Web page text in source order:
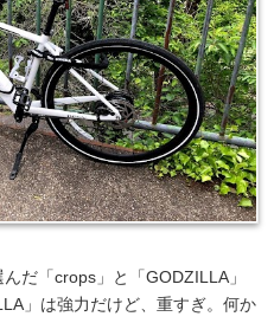
んだ「crops」と「GODZILLA」
」は強力だけど、重すぎ。何か